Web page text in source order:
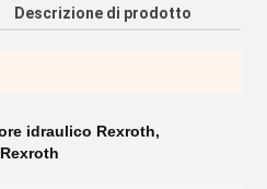
Descrizione di prodotto
idraulico Rexroth,